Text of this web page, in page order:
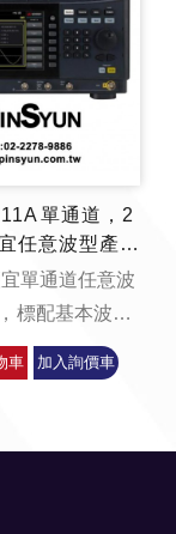
單通道，2
任意波型產生
單通道任意波
標配基本波
、方波、斜
、三角波、高
車 加入詢價車